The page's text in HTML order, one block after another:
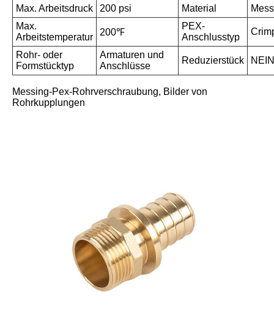
Max. Arbeitsdruck 200 psi Material
Max.
Arbeitstemperatur
200℉
PEX-
Anschlusstyp
Rohr- oder
Formstücktyp
Armaturen und
Anschlüsse
Reduzierstück NEIN
Messing-Pex-Rohrverschraubung, Bilder von
Rohrkupplungen